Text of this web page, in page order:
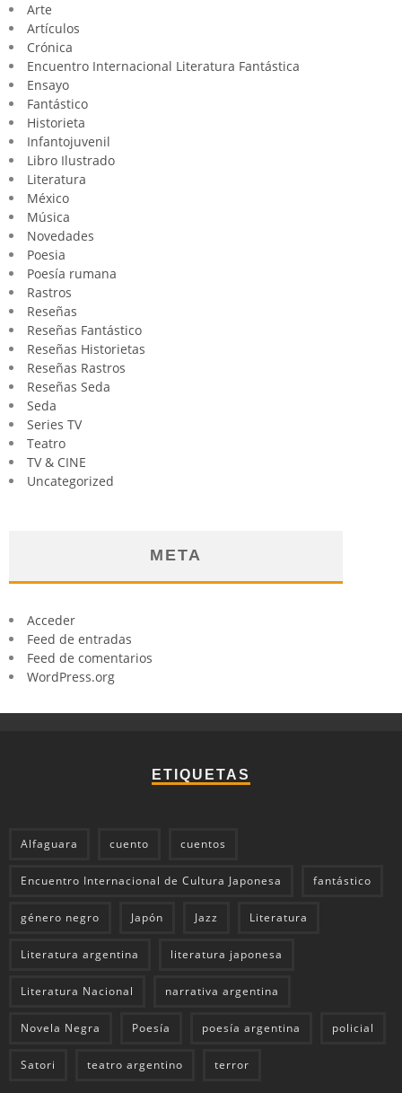
Arte
Artículos
Crónica
Encuentro Internacional Literatura Fantástica
Ensayo
Fantástico
Historieta
Infantojuvenil
Libro Ilustrado
Literatura
México
Música
Novedades
Poesia
Poesía rumana
Rastros
Reseñas
Reseñas Fantástico
Reseñas Historietas
Reseñas Rastros
Reseñas Seda
Seda
Series TV
Teatro
TV & CINE
Uncategorized
META
Acceder
Feed de entradas
Feed de comentarios
WordPress.org
ETIQUETAS
Alfaguara cuento cuentos
Encuentro Internacional de Cultura Japonesa fantástico
género negro Japón Jazz Literatura
Literatura argentina literatura japonesa
Literatura Nacional narrativa argentina
Novela Negra Poesía poesía argentina policial
Satori teatro argentino terror